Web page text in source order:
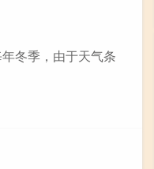
冬季，由于天气条